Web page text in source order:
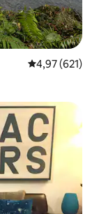
Gemiddelde
4,97 (621)